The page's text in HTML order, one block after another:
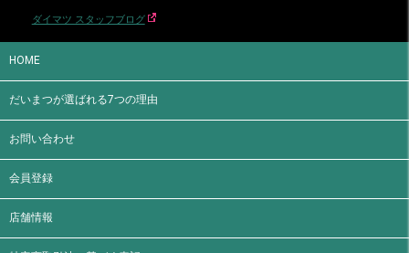
ダイマツ スタッフブログ
HOME
だいまつが選ばれる7つの理由
お問い合わせ
会員登録
店舗情報